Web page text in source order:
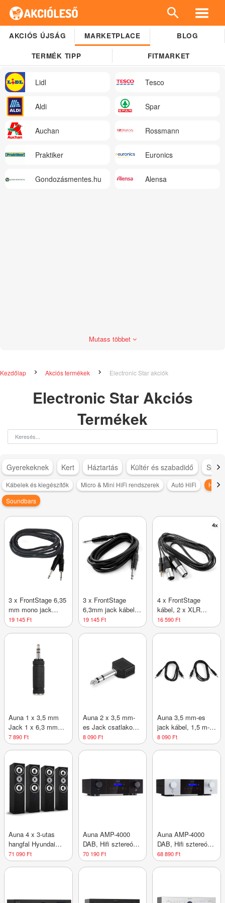
AKCIÓS ÚJSÁG MARKETPLACE BLOG
TERMÉK TIPP FITMARKET
Lidl Tesco
Aldi Spar
Auchan Rossmann
Praktiker Euronics
Gondozásmentes.hu Alensa
Mutass többet
Kezdőlap Akciós termékek Electronic Star akciók
Electronic Star Akciós
Termékek
Gyerekeknek Kert Háztartás Kültér és szabadidő
Kábelek és kiegészítők Micro & Mini HiFi rendszerek Autó HiFi
Soundbars
3 x FrontStage 6,35
mm mono jack
kábel, 3 m, textil
szövet bevonat,
19 145 Ft
3 x FrontStage
6,3mm jack kábel,
3 m, mono
19 145 Ft
4 x FrontStage
kábel, 2 x XLR
male 1 x 3,5mm-res
jackre, 30cm
16 590 Ft
Auna 1 x 3,5 mm
Jack 1 x 6,3 mm
Jack adapterhez
7 890 Ft
Auna 2 x 3,5 mm-
es Jack csatlakozó
1 x 6,3 mm Jack
adapterhez
8 090 Ft
Auna 3,5 mm-es
jack kábel, 1,5 m-
es hossz, 2
darab/szett
8 090 Ft
Auna 4 x 3-utas
hangfal Hyundai
Multicav, hi-fi, 1000
W
71 090 Ft
Auna AMP-4000
DAB, Hifi sztereó
erősítő, DAB+
rádió, USB,
70 190 Ft
Auna AMP-4000
DAB, Hifi sztereó
erősítő, DAB+
rádió, USB,
68 890 Ft